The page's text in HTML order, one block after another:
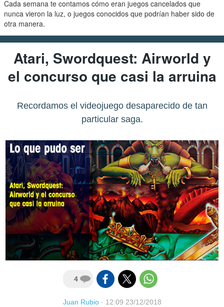
Cada semana te contamos cómo eran juegos cancelados que
nunca vieron la luz, o juegos conocidos que podrían haber sido de
otra manera.
Atari, Swordquest: Airworld y
el concurso que casi la arruina
Recordamos el videojuego desaparecido de tan
particular saga.
4
Juan Rubio· 12:09 23/12/2018